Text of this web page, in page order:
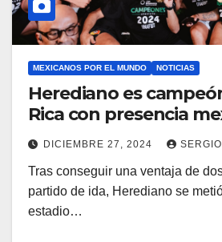
MEXICANOS POR EL MUNDO NOTICIAS
Herediano es
Rica con presencia
DICIEMBRE 27, 2024
Tras conseguir una ventaja de
partido de ida, Herediano se
estadio…